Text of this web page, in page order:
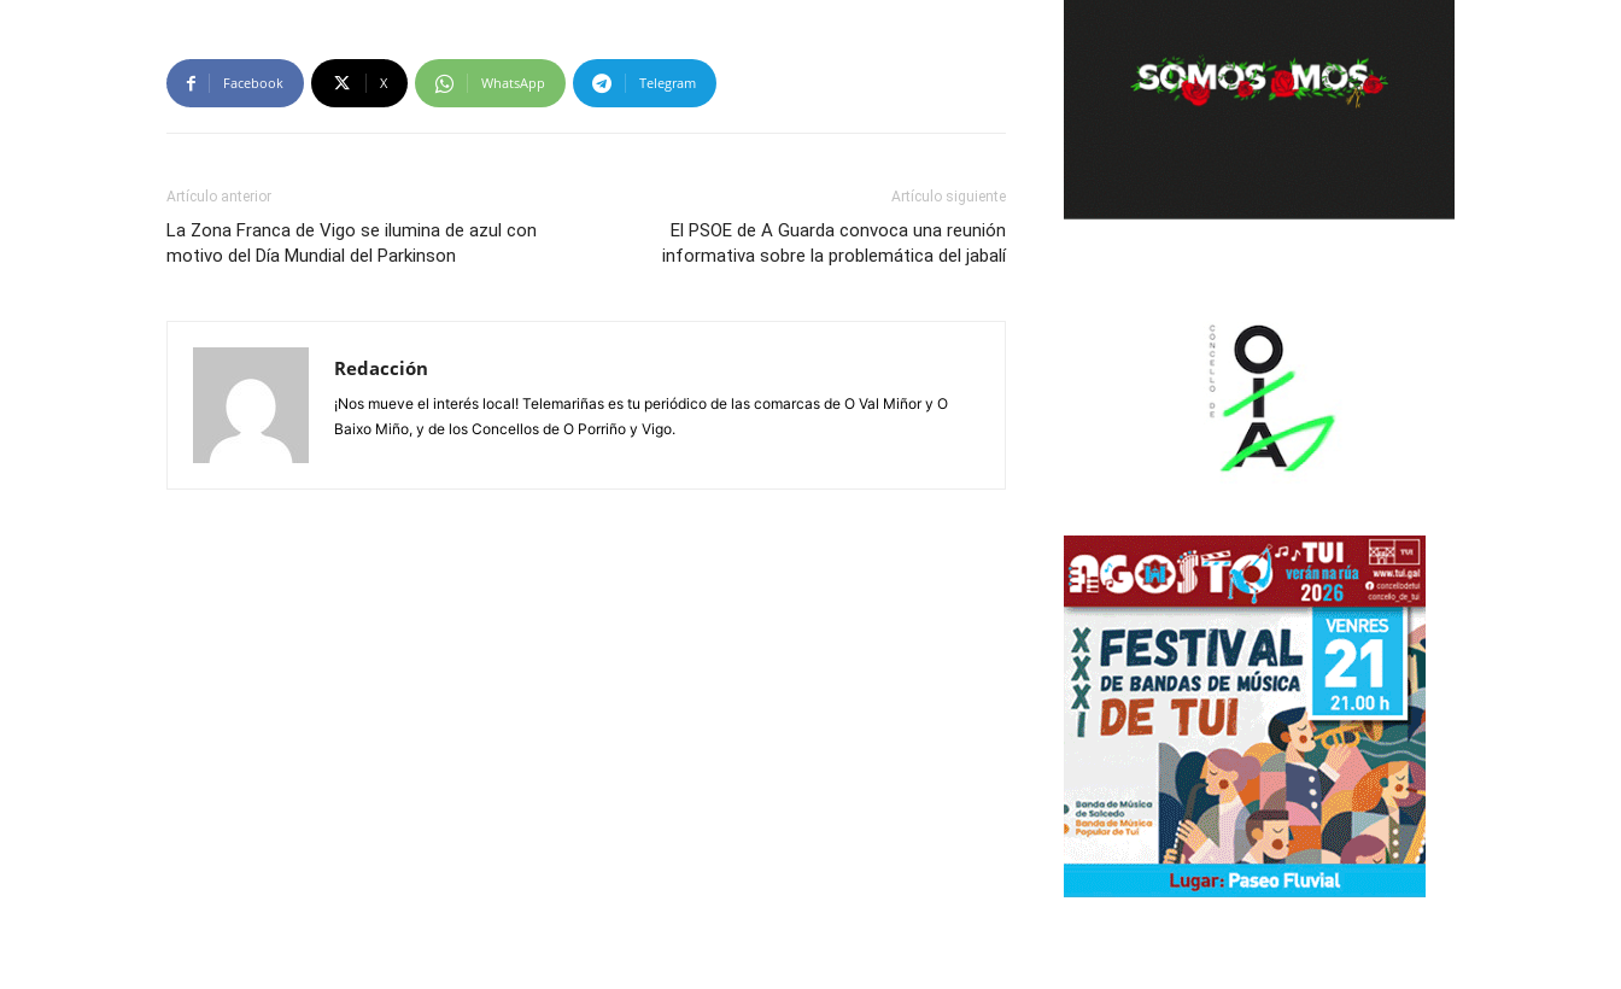
Facebook X WhatsApp Telegram
Artículo anterior
La Zona Franca de Vigo se ilumina de azul con
motivo del Día Mundial del Parkinson
Artículo siguiente
El PSOE de A Guarda convoca una reunión
informativa sobre la problemática del jabalí
Redacción
¡Nos mueve el interés local! Telemariñas es tu periódico de las comarcas de O Val Miñor y O
Baixo Miño, y de los Concellos de O Porriño y Vigo.